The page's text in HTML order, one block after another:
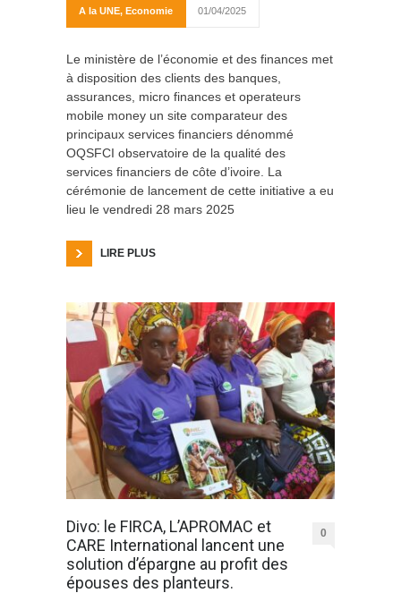
A la UNE, Economie 01/04/2025
Le ministère de l’économie et des finances met
à disposition des clients des banques,
assurances, micro finances et operateurs
mobile money un site comparateur des
principaux services financiers dénommé
OQSFCI observatoire de la qualité des
services financiers de côte d’ivoire. La
cérémonie de lancement de cette initiative a eu
lieu le vendredi 28 mars 2025
LIRE PLUS
Divo: le FIRCA, L’APROMAC et
CARE International lancent une
solution d’épargne au profit des
épouses des planteurs.
0